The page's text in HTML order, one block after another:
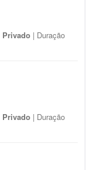
Privado | Duração
Privado | Duração